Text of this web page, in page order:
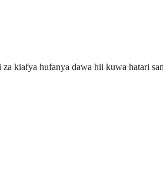
kiafya hufanya dawa hii kuwa hatari